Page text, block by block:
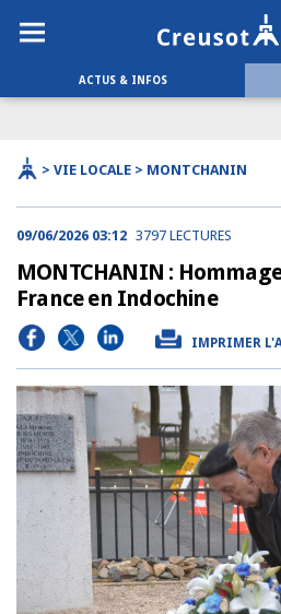
ACTUS & INFOS
> VIE LOCALE > MONTCHANIN
09/06/2026 03:12 3797 LECTURES
MONTCHANIN :
France en Indochine
IMPRIMER